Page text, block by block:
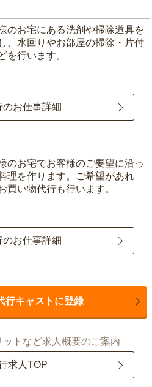
のお宅にある洗剤や掃除道具を
、水回りやお部屋の掃除・片付
を行います。
のお仕事詳細
のお宅でお客様のご要望に沿っ
理を作ります。ご希望があれ
買い物代行も行います。
のお仕事詳細
行キャストに登録
トなど求人概要のご案内
求人TOP